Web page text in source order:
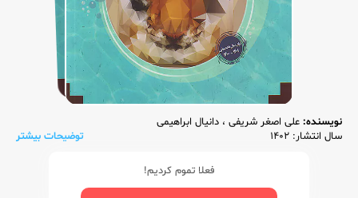
نویسنده: علی اصغر شریفی ، دانیال ابراهیمی
سال انتشار: 1402
توضیحات بیشتر
فعلا تموم کردیم!